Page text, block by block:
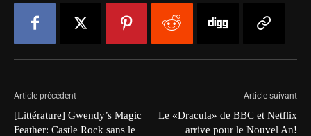
Article précédent
[Littérature] Gwendy’s Magic
Feather: Castle Rock sans le
Article suivant
Le «Dracula» de BBC et Netflix
arrive pour le Nouvel An!